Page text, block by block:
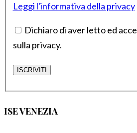
Leggi l'informativa della privacy
Dichiaro di aver letto ed
sulla privacy.
ISE VENEZIA